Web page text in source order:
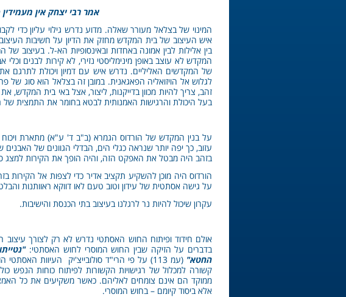
"אמר רבי יצחק אין
המינוי של בצלאל מעורר שאלה. מדוע נדרש גילוי עליון
איש העיצוב של בית המקדש מחזק את הדיון על חשיבות
בין אלילות לבין אמונה באחדות ובאינסופיות הא-ל. בעיצוב
המקדש לא עוצב באופן מינימליסטי נזירי, לא קירות לבנים
של המקדשים האליליים. נדרש איש עם דמיון ויכולת לתרגם
לגלוש אל הויזואליה הפאגאנית. במובן זה בצלאל הוא סוג של
זהב, צריך להיות מכוון בדייקנות, ליצור, אצל באי בית
בעל היכולת והרגישות האמנותית לבטא בחומר את התמצית של
על בנין המקדש של הורדוס הגמרא (ב"ב ד' ע"א) מתארת ויכוח
עזוב, כך יפה יותר שנראה כגלי הים, הבדלי הגוונים של
בזהב היה מבטל את האפקט הזה, והיה הופך את הקירות למצג
הורדוס היה מוכן להשקיע תקציב אדיר כדי לצפות אל הקירות
על גישה אסתטית של עידון וטוב טעם לאו דווקא ראוותנות
עקרון שיכול להיות נר לרגלנו בעיצוב בתי הכנסת והישיבות.
אולם חידוד ופיתוח החוש האסתטי נדרש לא רק לצורך
בדברים על הזיקה שבין החוש המוסרי לחוש האסתטי:
החטא"
(עמ 113) על פי הרי"ד סולובייצ'יק העיוות
קשורה למכלול של רגישויות הקשורות לפיתוח כוחות הנפש
ממוקד הם אינם צומחים לאליהם. כאשר משקיעים את כל
אלא ביסוד קיומם – בחוש המוסרי.